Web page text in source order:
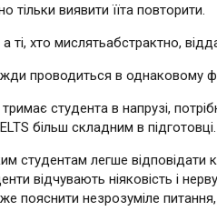
тільки виявити їїта повторити.
хто мислятьабстрактно,
проводиться в однаковому
студента в напрузі,
більш складним в
студентам легше
відчувають ніяковість і
пояснити незрозуміле